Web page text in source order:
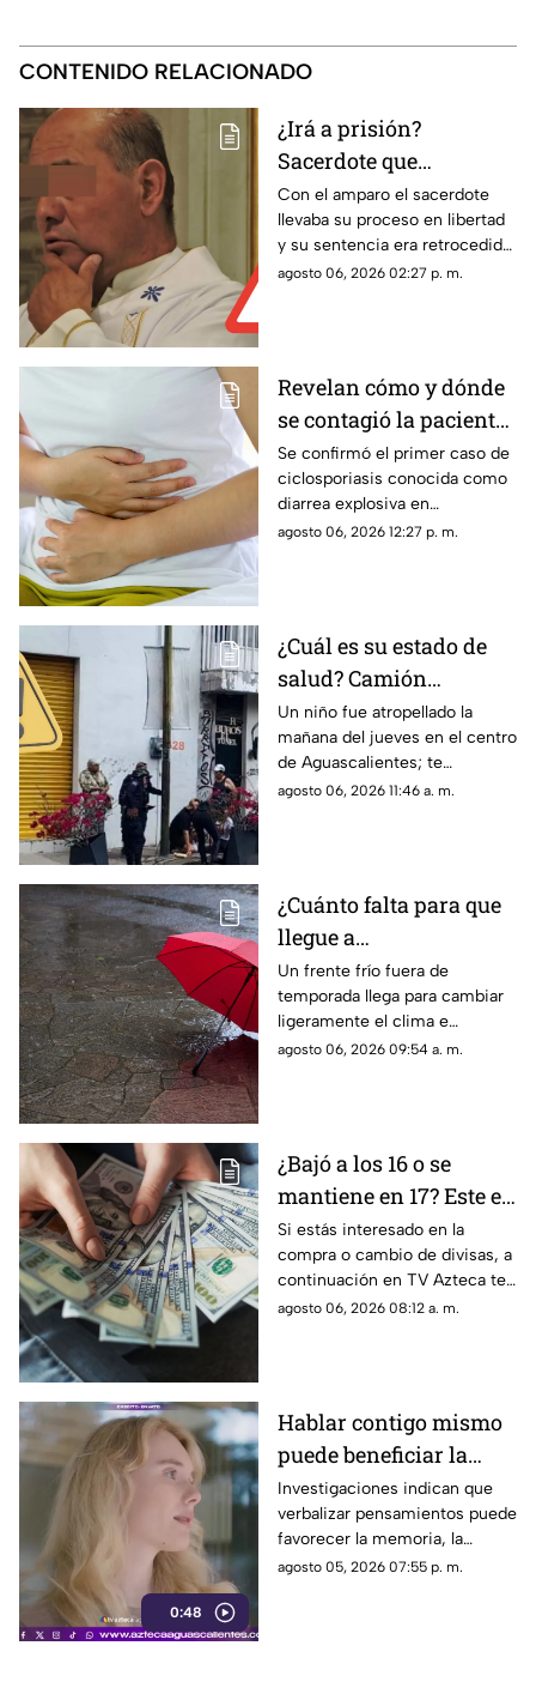
CONTENIDO RELACIONADO
¿Irá a prisión?
Sacerdote que
presuntamente abuso
de dos monaguillos en
Aguascalientes perdió
Juicio de Amparo
Con el amparo el sacerdote
llevaba su proceso en libertad
y su sentencia era retrocedida;
ahora el proceso legal
agosto 06, 2026 02:27 p. m.
Revelan cómo y dónde
se contagió la paciente
de diarrea explosiva en
Aguascalientes
Se confirmó el primer caso de
ciclosporiasis conocida como
diarrea explosiva en
Aguascalientes; te contamos
agosto 06, 2026 12:27 p. m.
¿Cuál es su estado de
salud? Camión
atropella a niño de 11
años en Aguascalientes
hoy 6 de agosto
Un niño fue atropellado la
mañana del jueves en el centro
de Aguascalientes; te
contamos lo que se sabe del
agosto 06, 2026 11:46 a. m.
¿Cuánto falta para que
llegue a
Aguascalientes? Frente
frío fuera de temporada
afectará en agosto 2026
Un frente frío fuera de
temporada llega para cambiar
ligeramente el clima e
incrementar las lluvias en
agosto 06, 2026 09:54 a. m.
¿Bajó a los 16 o se
mantiene en 17? Este es
el precio del dólar en
Aguascalientes hoy 6
de agosto de 2026
Si estás interesado en la
compra o cambio de divisas, a
continuación en TV Azteca te
informamos cuál es el precio
agosto 06, 2026 08:12 a. m.
0:48
Hablar contigo mismo
puede beneficiar la
concentración y la
memoria
Investigaciones indican que
verbalizar pensamientos puede
favorecer la memoria, la
planificación y el manejo de
agosto 05, 2026 07:55 p. m.